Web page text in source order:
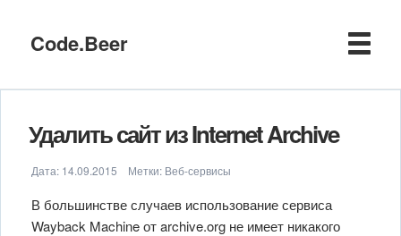
Code.Beer
Удалить сайт из Internet Archive
Дата: 14.09.2015 Метки: Веб-сервисы
В большинстве случаев использование сервиса
Wayback Machine от archive.org не имеет никакого